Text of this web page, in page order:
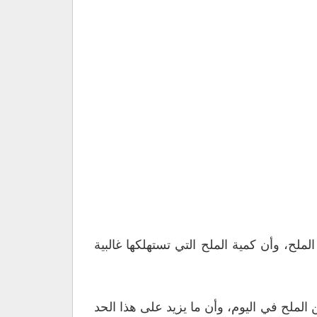
وأن كمية الملح التي تستهلكها غالبية
في بريطانيا توصي،بألا يتناول الشخص البالغ أكثر من 6 غرامات من الملح في اليوم، وأن ما يزيد على هذا الحد